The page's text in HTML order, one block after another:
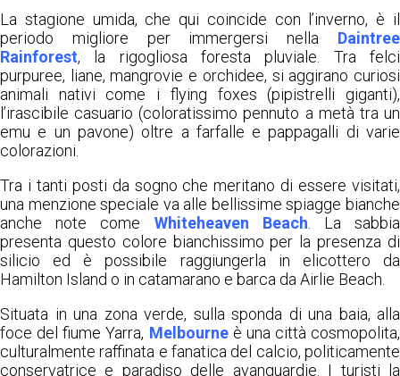
La stagione umida, che qui coincide con l’inverno, è il
periodo migliore per immergersi nella Daintree
Rainforest, la rigogliosa foresta pluviale. Tra felci
purpuree, liane, mangrovie e orchidee, si aggirano curiosi
animali nativi come i flying foxes (pipistrelli giganti),
l’irascibile casuario (coloratissimo pennuto a metà tra un
emu e un pavone) oltre a farfalle e pappagalli di varie
colorazioni.
Tra i tanti posti da sogno che meritano di essere visitati,
una menzione speciale va alle bellissime spiagge bianche
anche note come Whiteheaven Beach . La sabbia
presenta questo colore bianchissimo per la presenza di
silicio ed è possibile raggiungerla in elicottero da
Hamilton Island o in catamarano e barca da Airlie Beach.
Situata in una zona verde, sulla sponda di una baia, alla
foce del fiume Yarra, Melbourneè una città cosmopolita,
culturalmente raffinata e fanatica del calcio, politicamente
conservatrice e paradiso delle avanguardie. I turisti la